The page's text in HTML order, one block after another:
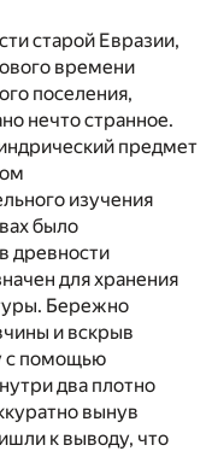
старой Евразии,
времени
поселения,
нечто странное.
предмет
изучения
было
древности
для хранения
Бережно
и вскрыв
с помощью
два плотно
вынув
к выводу, что